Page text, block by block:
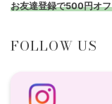
お友達登録で500円オ
FOLLOW US